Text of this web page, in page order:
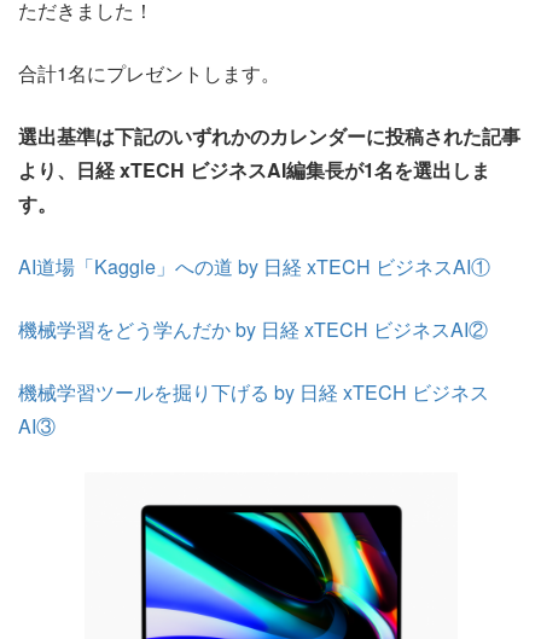
ただきました！
合計1名にプレゼントします。
選出基準は下記のいずれかのカレンダーに投稿された記事
より、日経 xTECH ビジネスAI編集長が1名を選出しま
す。
AI道場「Kaggle」への道 by 日経 xTECH ビジネスAI①
機械学習をどう学んだか by 日経 xTECH ビジネスAI②
機械学習ツールを掘り下げる by 日経 xTECH ビジネス
AI③